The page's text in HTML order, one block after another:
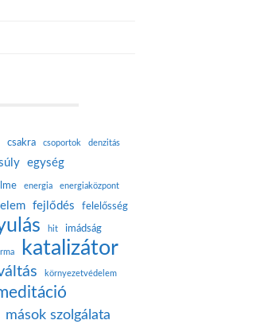
csakra csoportok denzitás
egység
energia energiaközpont
fejlődés
felelősség
hit imádság
katalizátor
környezetvédelem
mások szolgálata